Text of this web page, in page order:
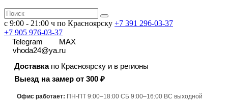
с 9:00 - 21:00 ч по Красноярску +7 391 296-03-37
+7 905 976-03-37
Telegram
MAX
vhoda24@ya.ru
Доставкапо Красноярску и в регионы
Выезд на замер от 300 ₽
Офис работает: ПН-ПТ 9:00–18:00 СБ 9:00–16:00 ВС выходной